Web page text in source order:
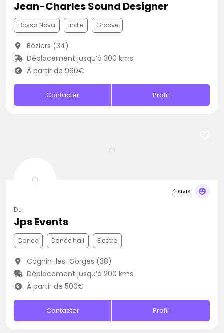
Jean-Charles Sound Designer
Bossa Nova Indie Groove
Béziers (34)
Déplacement jusqu’à 300 kms
À partir de 960€
Contacter Profil
4 avis
DJ
Jps Events
Dance Dance hall Electro
Cognin-les-Gorges (38)
Déplacement jusqu’à 200 kms
À partir de 500€
Contacter Profil